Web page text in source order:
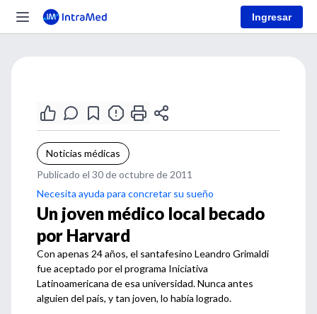
Ingresar
Noticias médicas
Publicado el 30 de octubre de 2011
Necesita ayuda para concretar su sueño
Un joven médico local becado
por Harvard
Con apenas 24 años, el santafesino Leandro Grimaldi
fue aceptado por el programa Iniciativa
Latinoamericana de esa universidad. Nunca antes
alguien del país, y tan joven, lo había logrado.